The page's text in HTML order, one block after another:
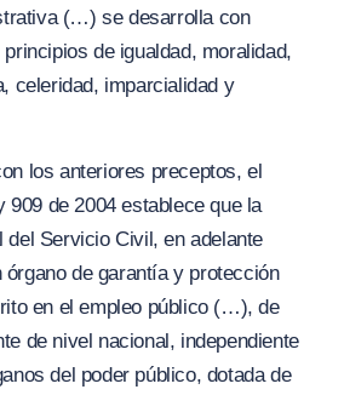
(…) se desarrolla con
de igualdad, moralidad,
celeridad, imparcialidad y
los anteriores preceptos, el
909 de 2004 establece que la
del Servicio Civil, en adelante
de garantía y protección
en el empleo público (…), de
de nivel nacional, independiente
del poder público, dotada de